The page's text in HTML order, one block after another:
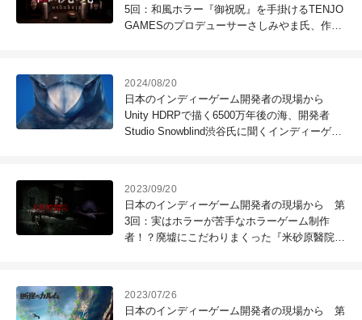
5回：和風ホラー『御祝呪』を手掛けるTENJO
GAMESのプロデューサーさしみやま氏、作曲
2024/08/20
日本のインディーゲーム開発者の現場から
Unity HDRPで描く6500万年後の海、開発者
Studio Snowblind渋谷氏に聞くインディーゲー
2023/09/20
日本のインディーゲーム開発者の現場から 第
3回：実はホラーが苦手なホラーゲーム制作
者！？廃墟にこだわりまくった『米砂原醫院』
2023/07/26
日本のインディーゲーム開発者の現場から 第